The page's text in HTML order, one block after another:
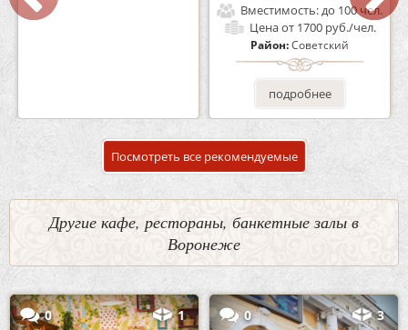
Вместимость: Вместимость:до 100 чел.
Ценаот 1700 руб./чел.
Район:Советский
подробнее
Посмотреть все рекомендуемые
Другие кафе, рестораны, банкетные залы в
Воронеже
0 1 0 3